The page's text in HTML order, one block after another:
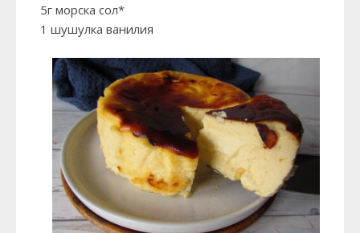
5г морска сол*
1 шушулка ванилия